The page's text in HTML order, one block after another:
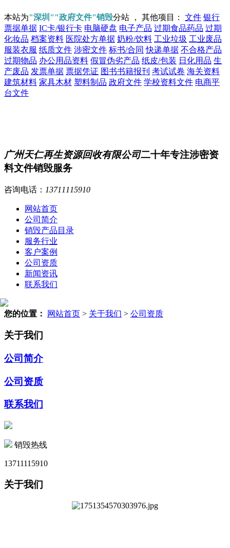
本站为"深圳""政府文件"销毁分站 ， 其他项目： 文件 银行
票据单据 IC卡/银行卡 电脑硬盘 电子产品 过期食品药品 过期
化妆品 档案资料 医院处方单据 奶粉/饮料 工业垃圾 工业废品
服装衣服 纸质文件 涉密文件 标书/合同 快递单据 不合格产品
过期物品 办公用品资料 假冒伪劣产品 纸皮/包装 日化用品 生
产废品 发票单据 票据凭证 图书书籍报刊 考试试卷 海关资料
建筑材料 家具木材 塑料制品 政府文件 学校资料文件 电商平
台文件
广州天仁再生资源回收有限公司二十年专注涉密资
料文件销毁服务
咨询电话： 13711115910
网站首页
公司简介
销毁产品目录
服务行业
客户案例
公司资质
新闻资讯
联系我们
您的位置： 网站首页 > 关于我们 > 公司资质
关于我们
公司简介
公司资质
联系我们
销毁热线
13711115910
关于我们